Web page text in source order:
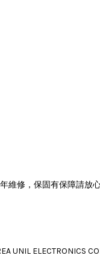
維修，保固有保障請放心
UNIL ELECTRONICS